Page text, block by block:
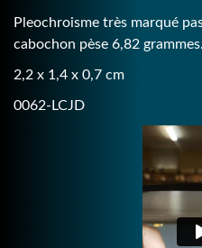
Pleochroisme très marqué
cabochon pèse 6,82 grammes.
2,2 x 1,4 x 0,7 cm
0062-LCJD